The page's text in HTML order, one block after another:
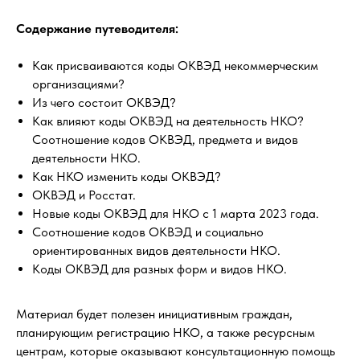
Содержание путеводителя:
Как присваиваются коды ОКВЭД некоммерческим
организациями?
Из чего состоит ОКВЭД?
Как влияют коды ОКВЭД на деятельность НКО?
Соотношение кодов ОКВЭД, предмета и видов
деятельности НКО.
Как НКО изменить коды ОКВЭД?
ОКВЭД и Росстат.
Новые коды ОКВЭД для НКО с 1 марта 2023 года.
Соотношение кодов ОКВЭД и социально
ориентированных видов деятельности НКО.
Коды ОКВЭД для разных форм и видов НКО.
Материал будет полезен инициативным граждан,
планирующим регистрацию НКО, а также ресурсным
центрам, которые оказывают консультационную помощь